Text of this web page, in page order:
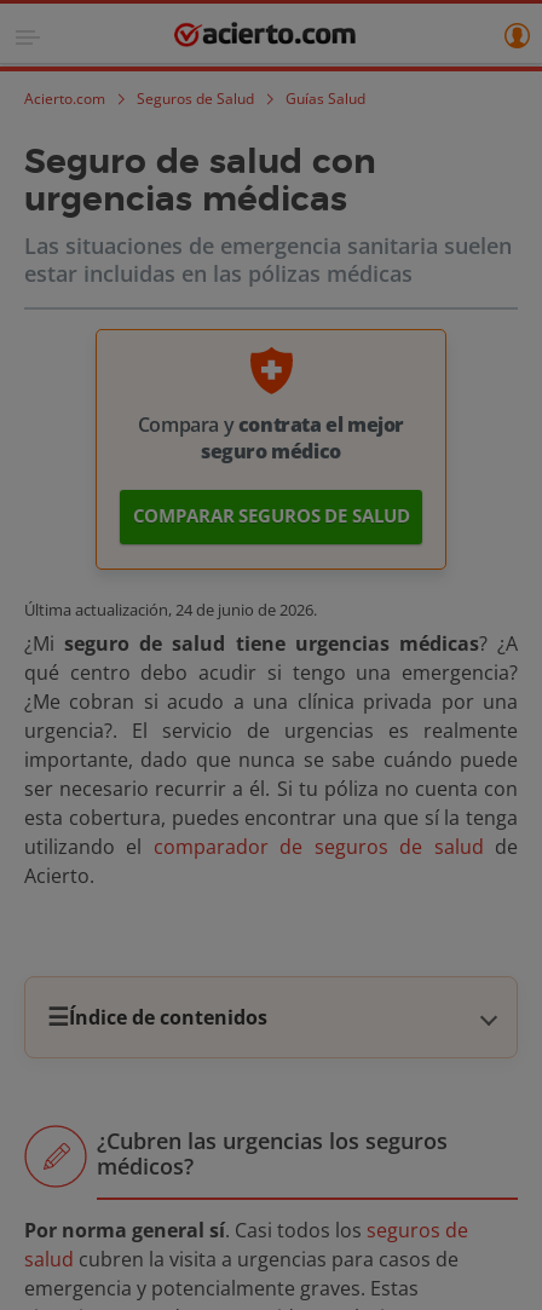
Acierto.com Seguros de Salud Guías Salud
Seguro de salud con
urgencias médicas
Las situaciones de emergencia sanitaria suelen
estar incluidas en las pólizas médicas
Compara ycontrata el mejor
seguro médico
COMPARAR SEGUROS DE SALUD
Última actualización,24 de junio de 2026.
¿Miseguro de salud tiene urgencias médicas? ¿A
qué centro debo acudir si tengo una emergencia?
¿Me cobran si acudo a una clínica privada por una
urgencia?. El servicio de urgencias es realmente
importante, dado que nunca se sabe cuándo puede
ser necesario recurrir a él. Si tu póliza no cuenta con
esta cobertura, puedes encontrar una que sí la tenga
utilizando el comparador de seguros de salud de
Acierto.
☰Índice de contenidos
¿Cubren las urgencias los seguros
médicos?
Por norma general sí. Casi todos los seguros de
salud cubren la visita a urgencias para casos de
emergencia y potencialmente graves. Estas